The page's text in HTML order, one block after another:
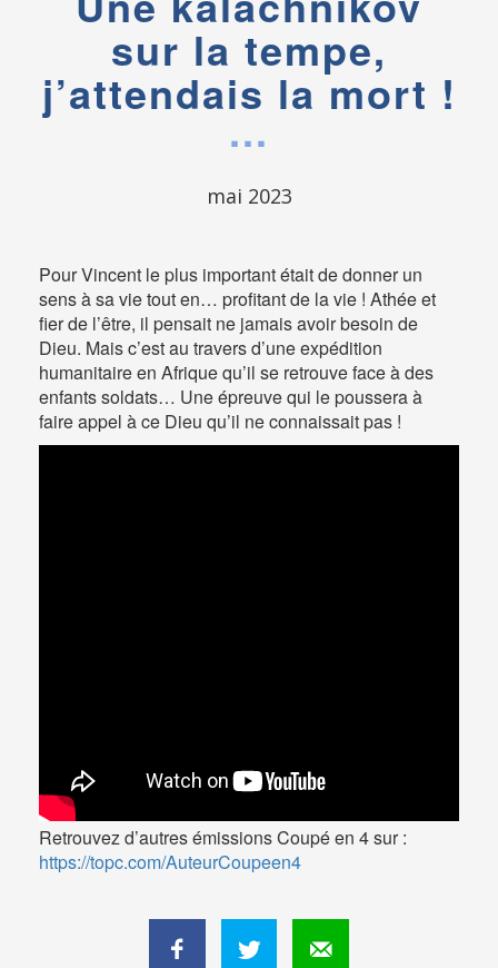
sur la tempe,
j’attendais la mort !
mai 2023
Pour Vincent le plus important était de donner un
sens à sa vie tout en… profitant de la vie ! Athée et
fier de l’être, il pensait ne jamais avoir besoin de
Dieu. Mais c’est au travers d’une expédition
humanitaire en Afrique qu’il se retrouve face à des
enfants soldats… Une épreuve qui le poussera à
faire appel à ce Dieu qu’il ne connaissait pas !
Retrouvez d’autres émissions Coupé en 4 sur :
https://topc.com/AuteurCoupeen4